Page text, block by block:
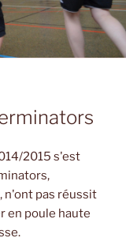
2015 s'est
n'ont pas réussit
en poule haute